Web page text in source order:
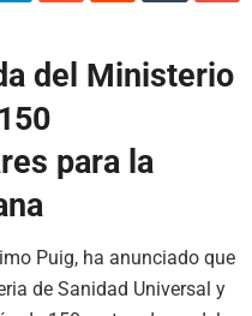
del Ministerio
para la
Puig, ha anunciado que
de Sanidad Universal y